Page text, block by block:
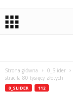
Strona główna 0_Slider
straciła 80 tysięcy złotych
0_SLIDER 112